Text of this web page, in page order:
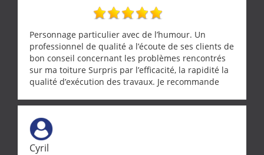
Personnage particulier avec de l’humour. Un
professionnel de qualité a l’écoute de ses clients de
bon conseil concernant les problèmes rencontrés
sur ma toiture Surpris par l’efficacité, la rapidité la
qualité d’exécution des travaux. Je recommande
Cyril